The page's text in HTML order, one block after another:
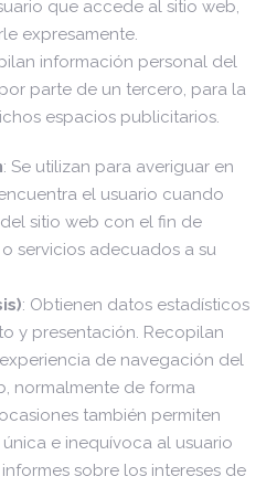
que accede al sitio web,
expresamente.
información personal del
parte de un tercero, para la
espacios publicitarios.
: Se utilizan para averiguar en
el usuario cuando
sitio web con el fin de
servicios adecuados a su
: Obtienen datos estadísticos
y presentación. Recopilan
de navegación del
normalmente de forma
también permiten
e inequívoca al usuario
sobre los intereses de